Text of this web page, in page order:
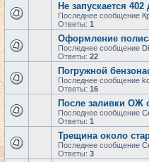
Не запускается 402
Последнее сообщение
Ответы: 1
Оформление
Последнее сообщение
Ответы: 22
Погружной
Последнее сообщение
Ответы: 16
После заливки ОЖ
Последнее сообщение
Ответы: 1
Трещина около
Последнее сообщение
Ответы: 3